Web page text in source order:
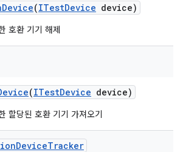
Device(ITestDevice device)
호환 기기 해제
(ITestDevice device)
할당된 호환 기기 가져오기
DeviceTracker